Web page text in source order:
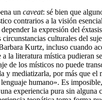
un caveat: sé bien que
contrarios a la visión
la expresión del
circunstancias culturales del
Kurtz, incluso cuando
la literatura mística pudieran
de los místicos no puede
y mediatizarla, por más que el
humano». Es
experiencia pura sin alguna